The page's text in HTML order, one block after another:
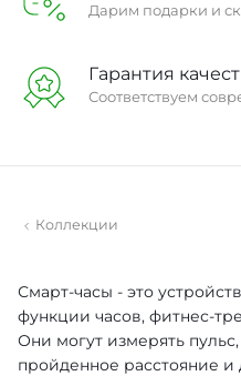
Дарим подарки и
Гарантия
Соответствуем
Коллекции
Смарт-часы - это
функции часов, фитнес-
Они могут измерять
пройденное расстояние